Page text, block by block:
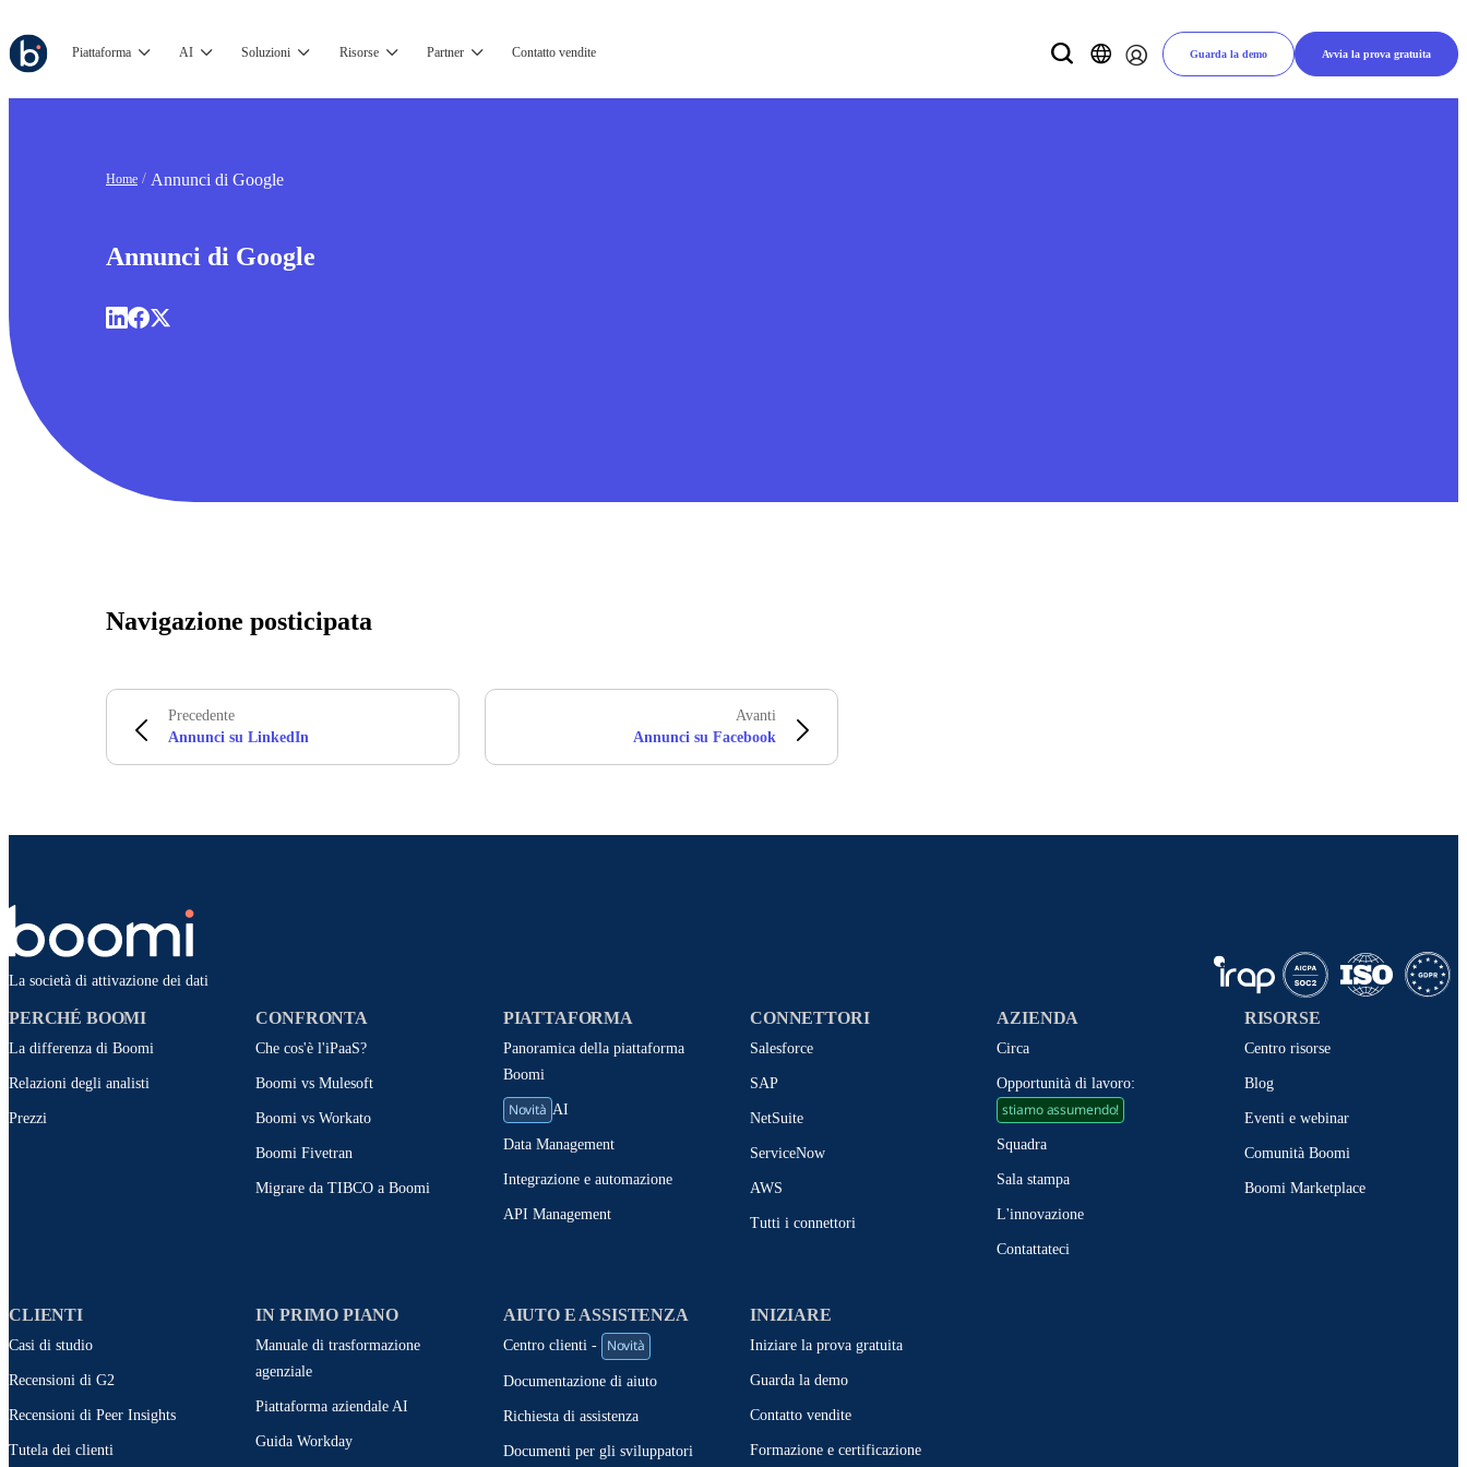
Piattaforma AI Soluzioni Risorse Partner Contatto vendite Guarda la demo Avvia la prova gratuita
Home Annunci di Google
Annunci di Google
Navigazione posticipata
Precedente
Annunci su LinkedIn
Avanti
Annunci su Facebook
La società di attivazione dei dati
PERCHÉ BOOMI
La differenza di Boomi
Relazioni degli analisti
Prezzi
CONFRONTA
Che cos'è l'iPaaS?
Boomi vs Mulesoft
Boomi vs Workato
Boomi Fivetran
Migrare da TIBCO a Boomi
PIATTAFORMA
Panoramica della piattaforma
Boomi
Novità AI
Data Management
Integrazione e automazione
API Management
CONNETTORI
Salesforce
SAP
NetSuite
ServiceNow
AWS
Tutti i connettori
AZIENDA
Circa
Opportunità di lavoro:
stiamo assumendo!
Squadra
Sala stampa
L'innovazione
Contattateci
RISORSE
Centro risorse
Blog
Eventi e webinar
Comunità Boomi
Boomi Marketplace
CLIENTI
Casi di studio
Recensioni di G2
Recensioni di Peer Insights
Tutela dei clienti
IN PRIMO PIANO
Manuale di trasformazione
agenziale
Piattaforma aziendale AI
Guida Workday
AIUTO E ASSISTENZA
Centro clienti - Novità
Documentazione di aiuto
Richiesta di assistenza
Documenti per gli sviluppatori
INIZIARE
Iniziare la prova gratuita
Guarda la demo
Contatto vendite
Formazione e certificazione